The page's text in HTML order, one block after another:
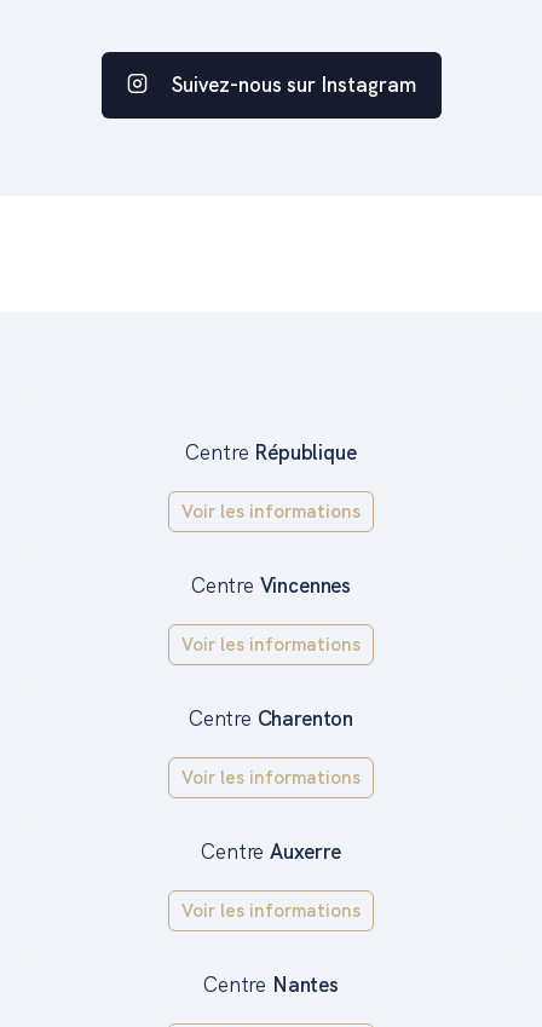
Suivez-nous sur Instagram
Centre République
Voir les informations
Centre Vincennes
Voir les informations
Centre Charenton
Voir les informations
Centre Auxerre
Voir les informations
Centre Nantes